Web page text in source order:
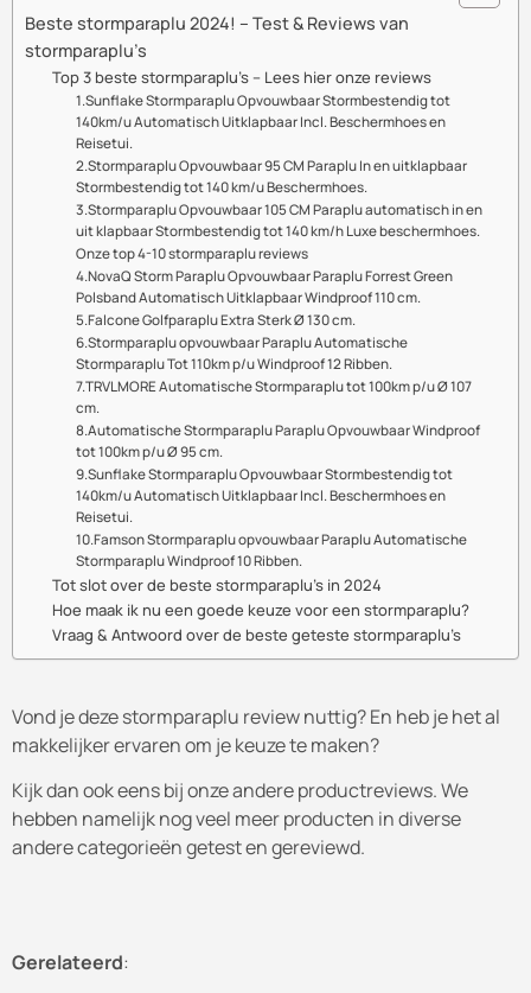
Beste stormparaplu 2024! – Test & Reviews van
stormparaplu’s
Top 3 beste stormparaplu’s – Lees hier onze reviews
1.Sunflake Stormparaplu Opvouwbaar Stormbestendig tot
140km/u Automatisch Uitklapbaar Incl. Beschermhoes en
Reisetui.
2.Stormparaplu Opvouwbaar 95 CM Paraplu In en uitklapbaar
Stormbestendig tot 140 km/u Beschermhoes.
3.Stormparaplu Opvouwbaar 105 CM Paraplu automatisch in en
uit klapbaar Stormbestendig tot 140 km/h Luxe beschermhoes.
Onze top 4-10 stormparaplu reviews
4.NovaQ Storm Paraplu Opvouwbaar Paraplu Forrest Green
Polsband Automatisch Uitklapbaar Windproof 110 cm.
5.Falcone Golfparaplu Extra Sterk Ø 130 cm.
6.Stormparaplu opvouwbaar Paraplu Automatische
Stormparaplu Tot 110km p/u Windproof 12 Ribben.
7.TRVLMORE Automatische Stormparaplu tot 100km p/u Ø 107
cm.
8.Automatische Stormparaplu Paraplu Opvouwbaar Windproof
tot 100km p/u Ø 95 cm.
9.Sunflake Stormparaplu Opvouwbaar Stormbestendig tot
140km/u Automatisch Uitklapbaar Incl. Beschermhoes en
Reisetui.
10.Famson Stormparaplu opvouwbaar Paraplu Automatische
Stormparaplu Windproof 10 Ribben.
Tot slot over de beste stormparaplu’s in 2024
Hoe maak ik nu een goede keuze voor een stormparaplu?
Vraag & Antwoord over de beste geteste stormparaplu’s
Vond je deze stormparaplu review nuttig? En heb je het al
makkelijker ervaren om je keuze te maken?
Kijk dan ook eens bij onze andere productreviews. We
hebben namelijk nog veel meer producten in diverse
andere categorieën getest en gereviewd.
Gerelateerd: